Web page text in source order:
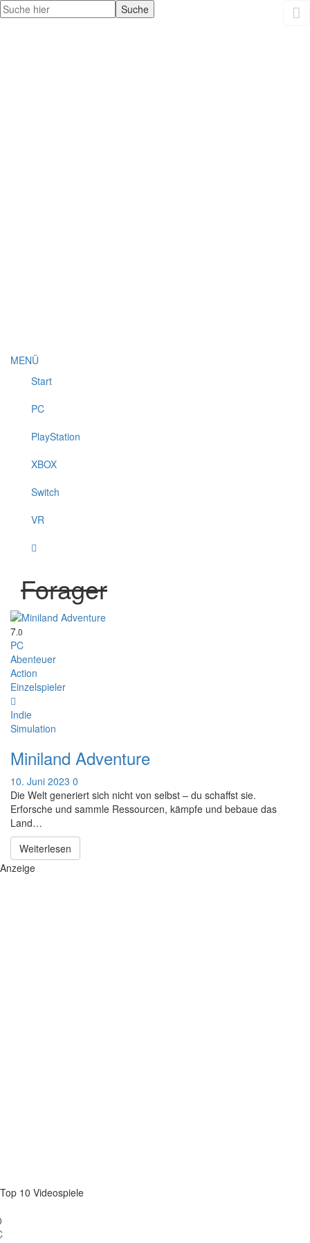
MENÜ
Start
PC
PlayStation
XBOX
Switch
VR
Forager
7.0
PC
Abenteuer
Action
Einzelspieler
Indie
Simulation
Miniland Adventure
10. Juni 2023 0
Die Welt generiert sich nicht von selbst – du schaffst sie.
Erforsche und sammle Ressourcen, kämpfe und bebaue das
Land…
Weiterlesen
Anzeige
Top 10 Videospiele